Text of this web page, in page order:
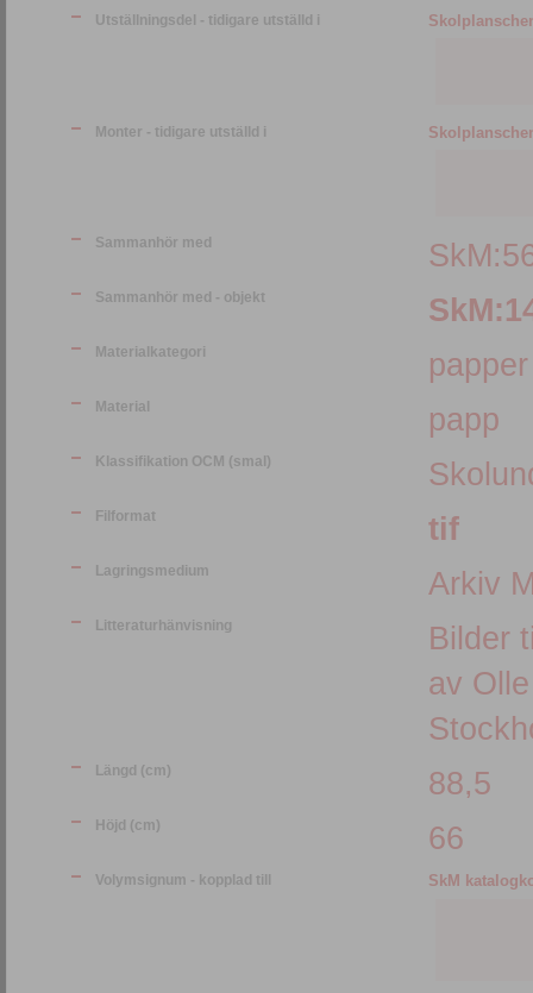
Utställningsdel - tidigare utställd i
Monter - tidigare utställd i
Sammanhör med
Sammanhör med - objekt
Materialkategori papper
Material papp
Klassifikation OCM (smal)
Filformat tif
Lagringsmedium Arkiv
Litteraturhänvisning
Bilder
av
Längd (cm) 88,5
Höjd (cm) 66
Volymsignum - kopplad till SkM